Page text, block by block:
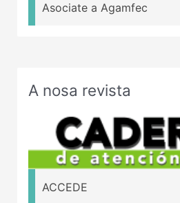
Asociate a Agamfec
A nosa revista
ACCEDE